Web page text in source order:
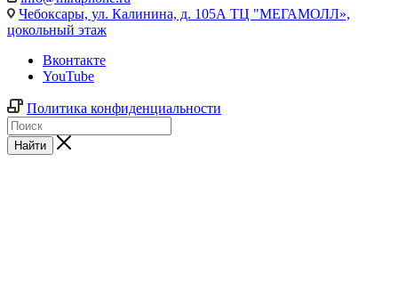
Чебоксары, ул. Калинина, д. 105А ТЦ "МЕГАМОЛЛ»,
цокольный этаж
Вконтакте
YouTube
Политика конфиденциальности
Найти